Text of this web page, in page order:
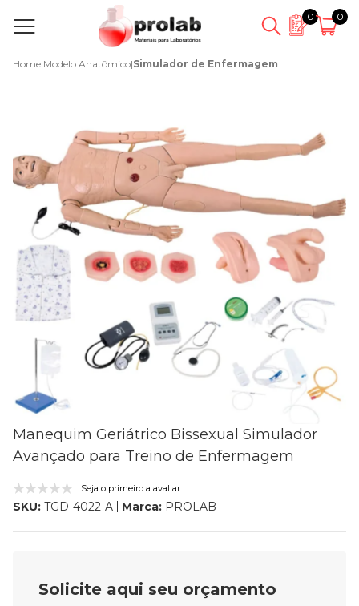
0 0
Home|Modelo Anatômico|Simulador de Enfermagem
Manequim Geriátrico Bissexual Simulador
Avançado para Treino de Enfermagem
Seja o primeiro a avaliar
SKU: TGD-4022-A Marca: PROLAB
Solicite aqui seu orçamento